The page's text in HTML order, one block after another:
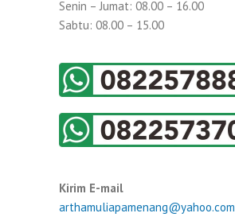
Senin – Jumat: 08.00 – 16.00
Sabtu: 08.00 – 15.00
Kirim E-mail
arthamuliapamenang@yahoo.com